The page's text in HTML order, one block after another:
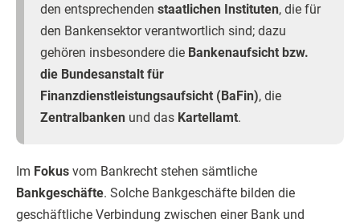
den entsprechenden staatlichen Instituten, die für
den Bankensektor verantwortlich sind; dazu
gehören insbesondere die Bankenaufsicht bzw.
die Bundesanstalt für
Finanzdienstleistungsaufsicht (BaFin), die
Zentralbanken und das Kartellamt.
Im Fokus vom Bankrecht stehen sämtliche
Bankgeschäfte. Solche Bankgeschäfte bilden die
geschäftliche Verbindung zwischen einer Bank und